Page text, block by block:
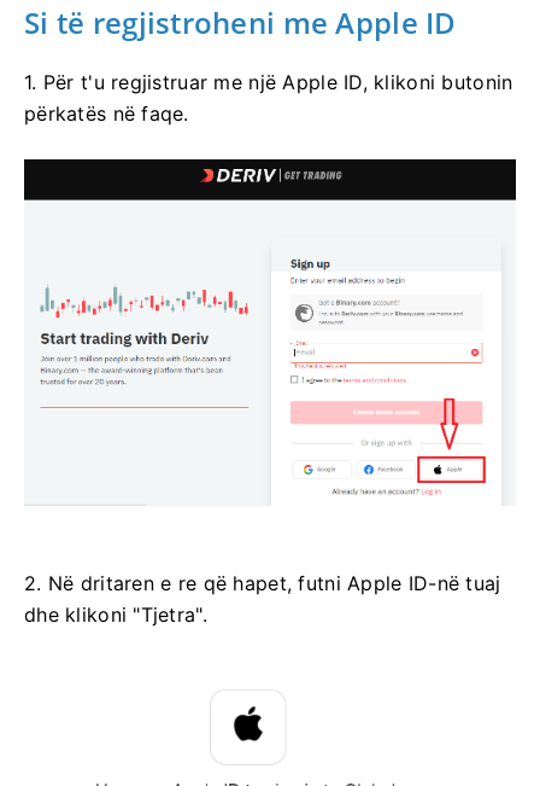
Si të regjistroheni me Apple ID
1. Për t'u regjistruar me një Apple ID, klikoni butonin
përkatës në faqe.
2. Në dritaren e re që hapet, futni Apple ID-në tuaj
dhe klikoni "Tjetra".